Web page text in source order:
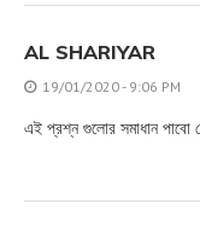
AL SHARIYAR
19/01/2020 - 9:06 PM
এই প্রশ্ন গুলোর সমাধান